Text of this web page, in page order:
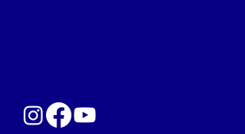
Львівщина без бар'єрів
Написати коментар...